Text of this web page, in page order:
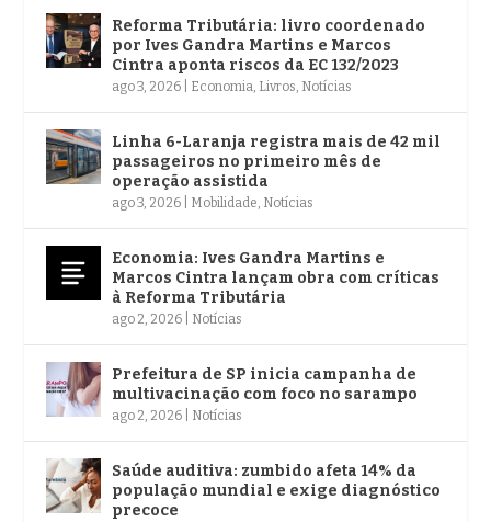
Reforma Tributária: livro coordenado
por Ives Gandra Martins e Marcos
Cintra aponta riscos da EC 132/2023
ago 3, 2026 Economia, Livros, Notícias
Linha 6-Laranja registra mais de 42 mil
passageiros no primeiro mês de
operação assistida
ago 3, 2026 Mobilidade, Notícias
Economia: Ives Gandra Martins e
Marcos Cintra lançam obra com críticas
à Reforma Tributária
ago 2, 2026 Notícias
Prefeitura de SP inicia campanha de
multivacinação com foco no sarampo
ago 2, 2026 Notícias
Saúde auditiva: zumbido afeta 14% da
população mundial e exige diagnóstico
precoce